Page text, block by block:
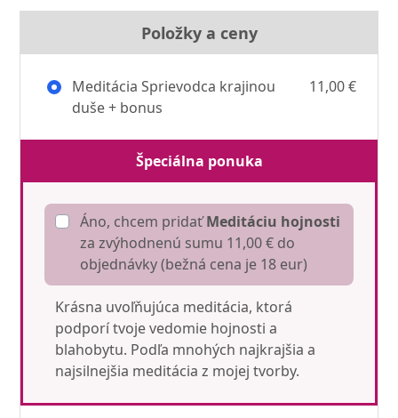
Položky a ceny
Meditácia Sprievodca krajinou
duše + bonus
11,00 €
Špeciálna ponuka
Áno, chcem pridaťMeditáciu hojnosti
za zvýhodnenú sumu 11,00 € do
objednávky (bežná cena je 18 eur)
Krásna uvoľňujúca meditácia, ktorá
podporí tvoje vedomie hojnosti a
blahobytu. Podľa mnohých najkrajšia a
najsilnejšia meditácia z mojej tvorby.